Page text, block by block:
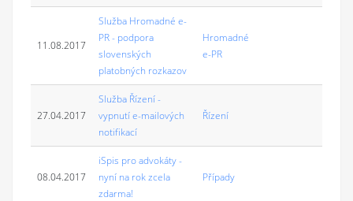
11.08.2017
Služba Hromadné e-
PR - podpora
slovenských
platobných rozkazov
Hromadné
e-PR
27.04.2017
Služba Řízení -
vypnutí e-mailových
notifikací
Řízení
08.04.2017
iSpis pro advokáty -
nyní na rok zcela
zdarma!
Případy